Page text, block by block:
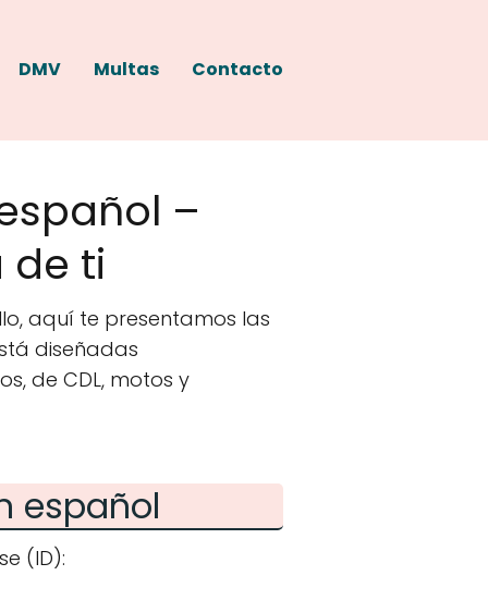
DMV Multas Contacto
–
de ti
aquí te presentamos las
diseñadas
de CDL, motos y
español
(ID):